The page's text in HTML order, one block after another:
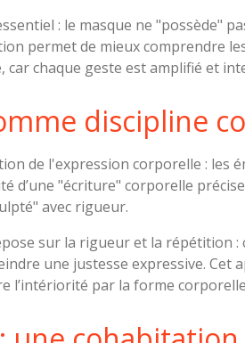
: le masque ne "possède"
permet de mieux comprendre
car chaque geste est amplifié et
discipline
de l'expression corporelle : les
d’une "écriture" corporelle
avec rigueur.
sur la rigueur et la répétition
une justesse expressive. Cet
l’intériorité par la forme